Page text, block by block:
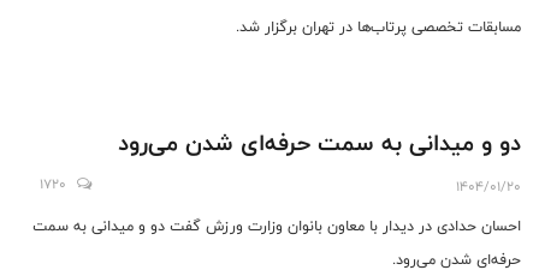
مسابقات تخصصی پرتاب‌ها در تهران برگزار شد.
دو و میدانی به سمت حرفه‌ای شدن می‌رود
1404/01/20
1720
احسان حدادی در دیدار با معاون بانوان وزارت ورزش گفت دو و میدانی به سمت
حرفه‌ای شدن می‌رود.